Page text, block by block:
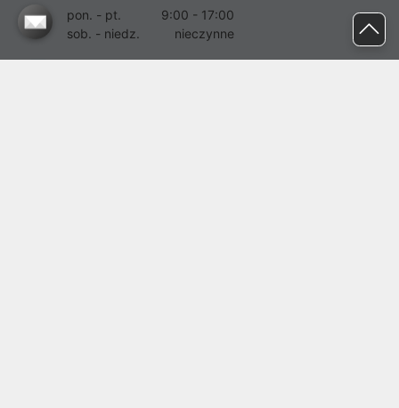
pon. - pt.
9:00 - 17:00
sob. - niedz.
nieczynne